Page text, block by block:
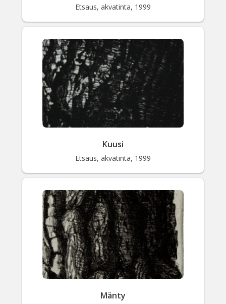
Etsaus, akvatinta, 1999
Kuusi
Etsaus, akvatinta, 1999
Mänty